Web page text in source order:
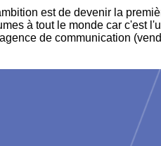
est de devenir la
à tout le monde car c'est
de communication